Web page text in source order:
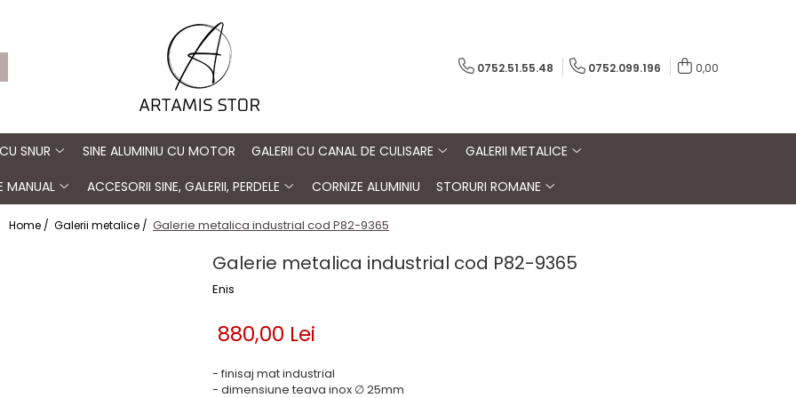
0752.51.55.48 0752.099.196 0,00
SNUR SINE ALUMINIU CU MOTOR GALERII CU CANAL DE CULISARE
GALERII METALICE
MANUAL
ACCESORII SINE, GALERII, PERDELE CORNIZE ALUMINIU STORURI ROMANE
Home / Galerii metalice / Galerie metalica industrial cod P82-9365
Galerie metalica industrial cod P82-9365
Enis
880,00 Lei
- finisaj mat industrial
- dimensiune teava inox ∅ 25mm